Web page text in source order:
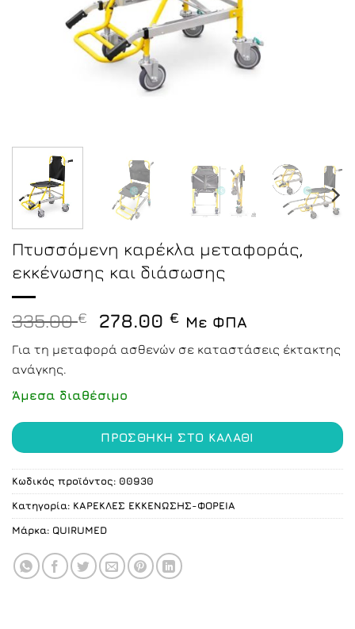
Πτυσσόμενη καρέκλα μεταφοράς,
εκκένωσης και διάσωσης
335.00€
Original
price
was:
278.00€Η
τρέχουσα
τιμή
Με ΦΠΑ
Για τη μεταφορά ασθενών σε καταστάσεις έκτακτης
ανάγκης.
Άμεσα διαθέσιμο
ΠΡΟΣΘΉΚΗ ΣΤΟ ΚΑΛΆΘΙ
Κωδικός προϊόντος: 00930
Κατηγορία: ΚΑΡΕΚΛΕΣ ΕΚΚΕΝΩΣΗΣ-ΦΟΡΕΙΑ
Μάρκα: QUIRUMED